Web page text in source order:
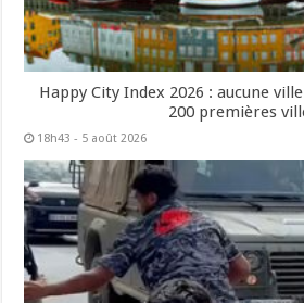
Happy City Index 2026 : aucune
200 premières
18h43 - 5 août 2026